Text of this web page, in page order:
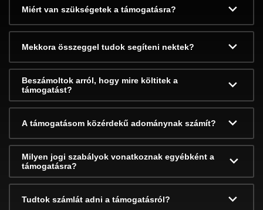
Miért van szükségetek a támogatásra?
Mekkora összeggel tudok segíteni nektek?
Beszámoltok arról, hogy mire költitek a
támogatást?
A támogatásom közérdekű adománynak számít?
Milyen jogi szabályok vonatkoznak egyébként a
támogatásra?
Tudtok számlát adni a támogatásról?